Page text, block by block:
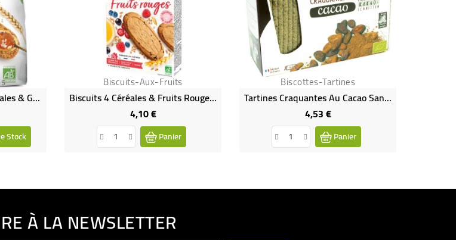
Petits Pains Grillés 7 Céréales & Graines Bio & Vegan
Stock
Biscuits-Aux-Fruits
Biscuits 4 Céréales & Fruits Rouges Bio & Vegan
4,10 €Prix
Panier
Biscottes-Tartines
Tartines Craquantes Au Cacao Sans Gluten Bio
4,53 €Prix
Panier
À LA NEWSLETTER